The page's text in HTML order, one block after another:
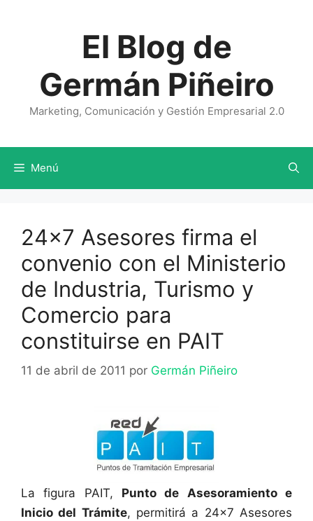
El Blog de
Germán Piñeiro
Marketing, Comunicación y Gestión Empresarial 2.0
Menú
24×7 Asesores firma el
convenio con el Ministerio
de Industria, Turismo y
Comercio para
constituirse en PAIT
11 de abril de 2011 por Germán Piñeiro
La figura PAIT, Punto de Asesoramiento e
Inicio del Trámite, permitirá a 24×7 Asesores